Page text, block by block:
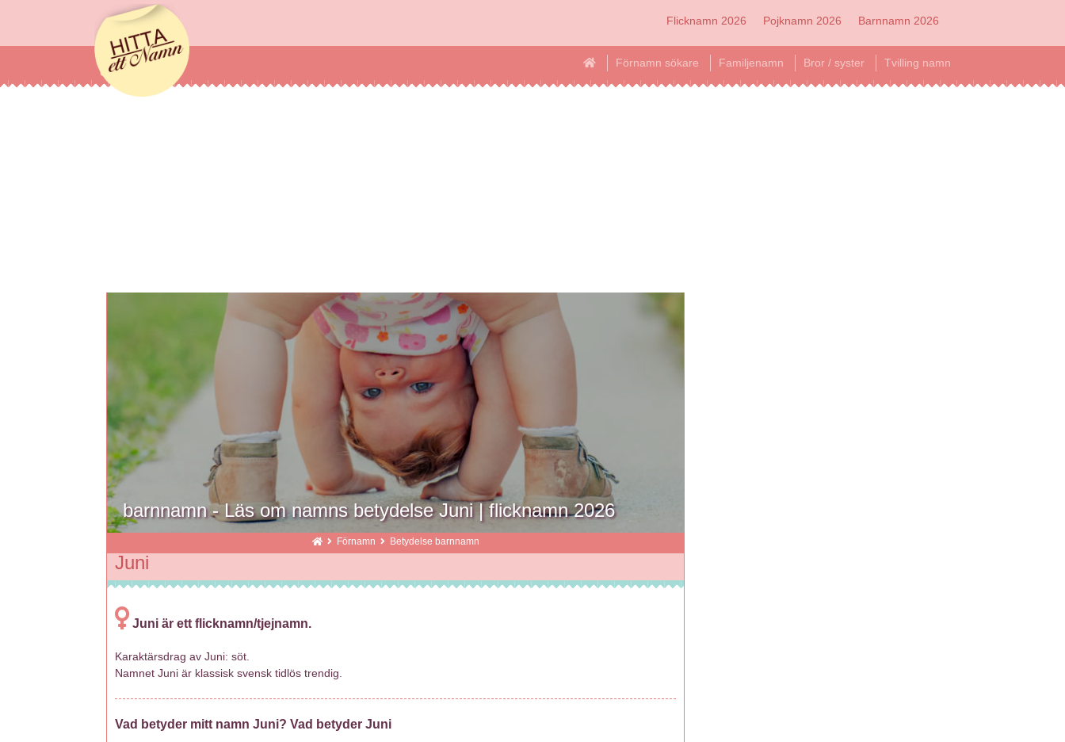
Flicknamn 2026 Pojknamn 2026 Barnnamn 2026
Förnamn sökare Familjenamn Bror / syster Tvilling namn
barnnamn - Läs om namns betydelse Juni | flicknamn 2026
Förnamn Betydelse barnnamn
Juni
Juni är ett flicknamn/tjejnamn.
Karaktärsdrag av Juni: söt.
Namnet Juni är klassisk svensk tidlös trendig.
Vad betyder mitt namn Juni? Vad betyder Juni